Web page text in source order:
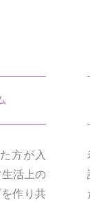
方が入
活上の
作り共